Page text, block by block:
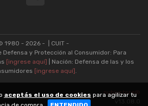
1980 - 2026 -
| CUIT -
Defensa y Protección al Consumidor: Para
[ingrese aquí]
| Nación: Defensa de las y los
[ingrese aquí] .
nubixstore®
aceptás el uso de cookies para agilizar tu